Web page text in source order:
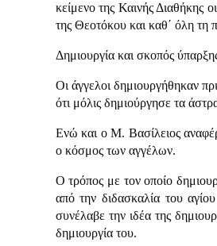
κείμενο της Καινής Διαθήκης
της Θεοτόκου και καθ΄ όλη τη
Δημιουργία και σκοπός
Οι άγγελοι δημιουργήθηκαν
ότι μόλις δημιούργησε τα
Ενώ και ο Μ. Βασίλειος
ο κόσμος των αγγέλων.
Ο τρόπος με τον οποίο
από την διδασκαλία του
συνέλαβε την ιδέα της
δημιουργία του.